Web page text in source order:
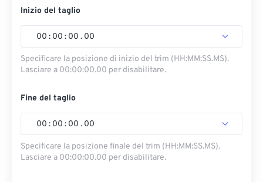
Inizio del taglio
00 : 00 : 00 . 00
Specificare la posizione di inizio del trim (HH:MM:SS.MS).
Lasciare a 00:00:00.00 per disabilitare.
Fine del taglio
00 : 00 : 00 . 00
Specificare la posizione finale del trim (HH:MM:SS.MS).
Lasciare a 00:00:00.00 per disabilitare.